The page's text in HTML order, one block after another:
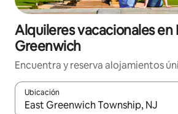
Alquileres vacacionales en
Greenwich
Encuentra y reserva alojamientos
Ubicación
Cuando los resultados estén